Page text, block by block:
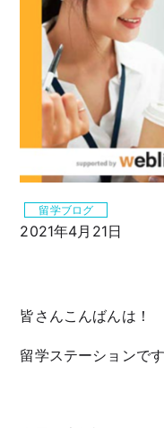
留学ブログ
2021年4月21日
皆さんこんばんは！
留学ステーションです